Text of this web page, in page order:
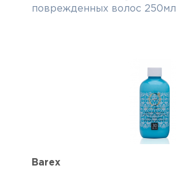
поврежденных волос 250мл
Barex